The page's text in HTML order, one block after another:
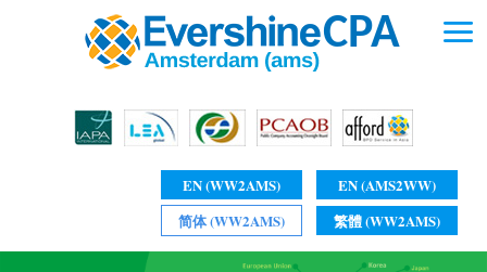
EN (WW2AMS)
EN (AMS2WW)
简体 (WW2AMS)
繁體 (WW2AMS)